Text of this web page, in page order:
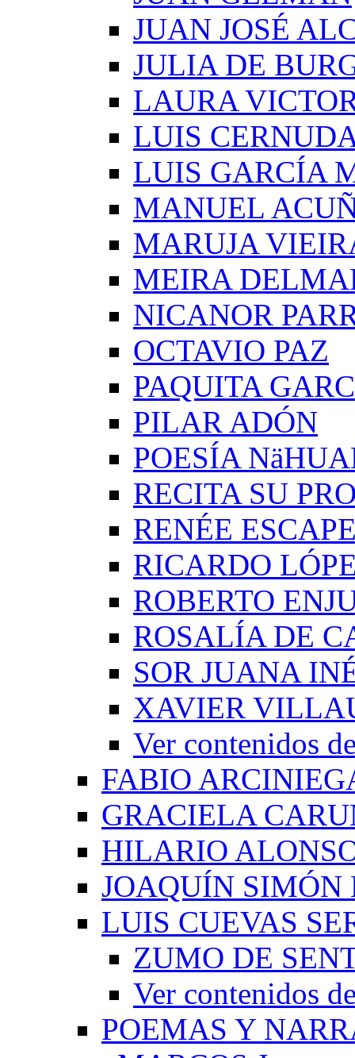
JUAN JOSÉ
JULIA DE
LAURA
LUIS
LUIS GARCÍA
MANUEL
MARUJA
MEIRA
NICANOR
OCTAVIO PAZ
PAQUITA
PILAR ADÓN
POESÍA
RECITA SU
RENÉE
RICARDO
ROBERTO
ROSALÍA DE
SOR JUANA
XAVIER
Ver contenidos
FABIO
GRACIELA
HILARIO
JOAQUÍN SIMÓN
LUIS CUEVAS
ZUMO DE
Ver contenidos
POEMAS Y